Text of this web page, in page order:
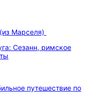
Марселя)
Сезанн, римское